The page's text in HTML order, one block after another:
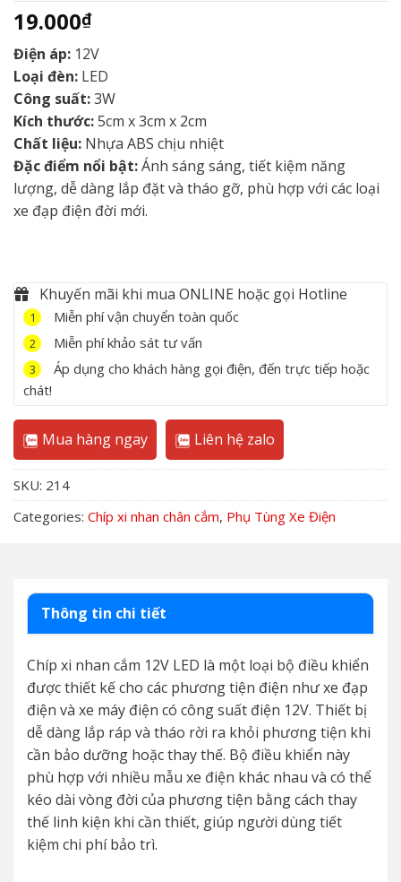
19.000₫
Điện áp: 12V
Loại đèn: LED
Công suất:3W
Kích thước:5cm x 3cm x 2cm
Chất liệu: Nhựa ABS chịu nhiệt
Đặc điểm nổi bật:Ánh sáng sáng, tiết kiệm năng
lượng, dễ dàng lắp đặt và tháo gỡ, phù hợp với các loại
xe đạp điện đời mới.
Khuyến mãi khi mua ONLINE hoặc gọi Hotline
1 Miễn phí vận chuyển toàn quốc
2 Miễn phí khảo sát tư vấn
3
Áp dụng cho khách hàng gọi điện, đến trực tiếp hoặc
chát!
Mua hàng ngay Liên hệ zalo
SKU: 214
Categories: Chíp xi nhan chân cắm, Phụ Tùng Xe Điện
Thông tin chi tiết
Chíp xi nhan cắm 12V LED là một loại bộ điều khiển
được thiết kế cho các phương tiện điện như xe đạp
điện và xe máy điện có công suất điện 12V. Thiết bị
dễ dàng lắp ráp và tháo rời ra khỏi phương tiện khi
cần bảo dưỡng hoặc thay thế. Bộ điều khiển này
phù hợp với nhiều mẫu xe điện khác nhau và có thể
kéo dài vòng đời của phương tiện bằng cách thay
thế linh kiện khi cần thiết, giúp người dùng tiết
kiệm chi phí bảo trì.